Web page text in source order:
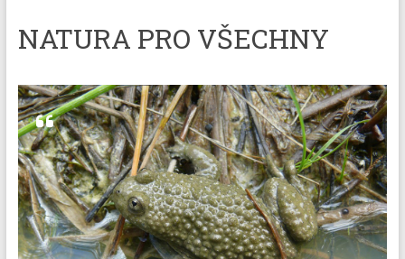
NATURA PRO VŠECHNY